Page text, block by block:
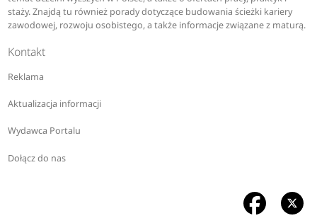
staży. Znajdą tu również porady dotyczące budowania ścieżki kariery
zawodowej, rozwoju osobistego, a także informacje związane z maturą.
Kontakt
Reklama
Aktualizacja informacji
Wydawca Portalu
Dołącz do nas